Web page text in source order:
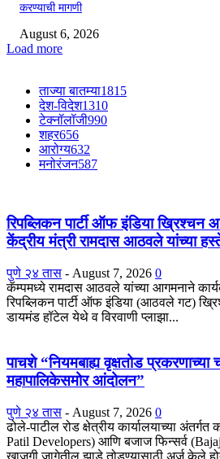
करण्याची मागणी
August 6, 2026
Load more
ताज्या बातम्या1815
देश-विदेश1310
टेक्नॉलॉजी990
शहर656
आरोग्य632
मनोरंजन587
रिपब्लिकन पार्टी ऑफ इंडिया ख्रिश्चन
केंद्रीय मंत्री रामदास आठवले यांच्या
पुणे २४ तास - August 7, 2026 0
कॅम्पमध्ये रामदास आठवले यांच्या आगमनाने
रिपब्लिकन पार्टी ऑफ इंडिया (आठवले गट)
डायमंड हॉटेल येथे व विरवाणी प्लाझा...
पाचशे “नियमबाह्य वृक्षतोड प्रकरणाच्या
महापालिकेसमोर आंदोलन”
पुणे २४ तास - August 7, 2026 0
ढोले-पाटील रोड क्षेत्रीय कार्यालयाच्या
Patil Developers) आणि बजाज फिन्सर्व (Bajaj